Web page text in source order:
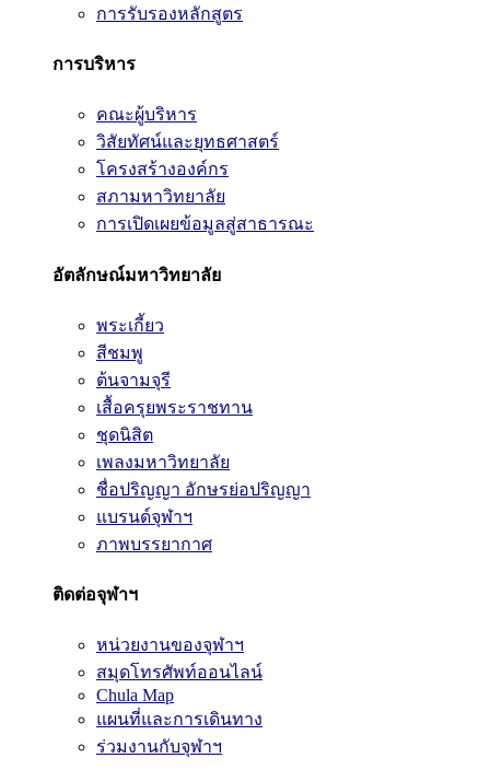
การรับรองหลักสูตร
การบริหาร
คณะผู้บริหาร
วิสัยทัศน์และยุทธศาสตร์
โครงสร้างองค์กร
สภามหาวิทยาลัย
การเปิดเผยข้อมูลสู่สาธารณะ
อัตลักษณ์มหาวิทยาลัย
พระเกี้ยว
สีชมพู
ต้นจามจุรี
เสื้อครุยพระราชทาน
ชุดนิสิต
เพลงมหาวิทยาลัย
ชื่อปริญญา อักษรย่อปริญญา
แบรนด์จุฬาฯ
ภาพบรรยากาศ
ติดต่อจุฬาฯ
หน่วยงานของจุฬาฯ
สมุดโทรศัพท์ออนไลน์
Chula Map
แผนที่และการเดินทาง
ร่วมงานกับจุฬาฯ